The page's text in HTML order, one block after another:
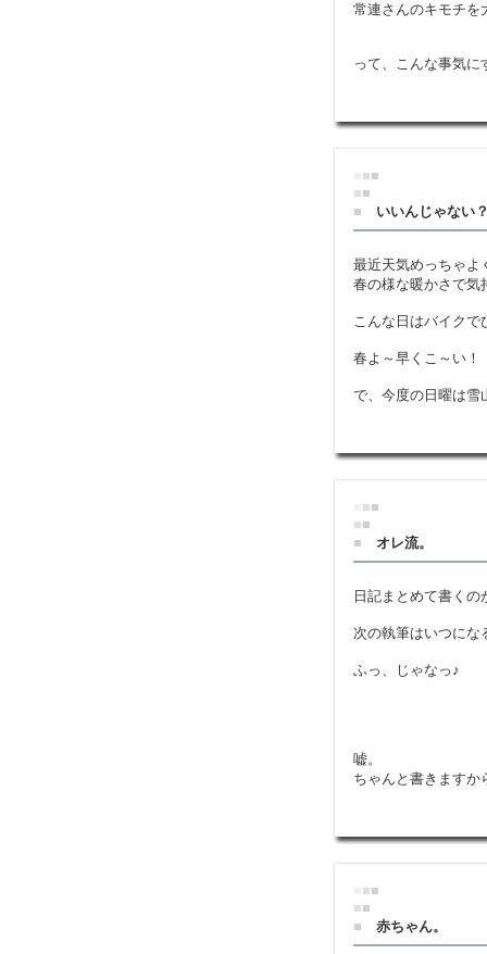
常連さんのキモチを
って、こんな事気
■■
■■
■
いいんじゃない
最近天気めっちゃよ
春の様な暖かさで気
こんな日はバイクで
春よ～早くこ～い！
で、今度の日曜は雪
■■
■■
■
オレ流。
日記まとめて書くの
次の執筆はいつにな
ふっ、じゃなっ♪
嘘。
ちゃんと書きますか
■■
■■
■
赤ちゃん。